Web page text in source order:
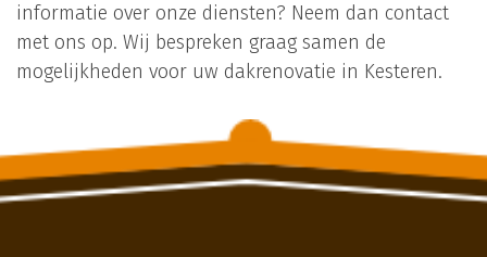
informatie over onze diensten? Neem dan contact
met ons op. Wij bespreken graag samen de
mogelijkheden voor uw dakrenovatie in Kesteren.